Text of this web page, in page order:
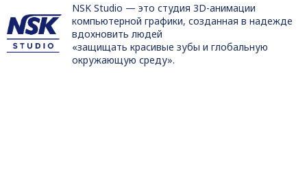
NSK Studio — это студия 3D-анимации
компьютерной графики, созданная в надежде
вдохновить людей
«защищать красивые зубы и глобальную
окружающую среду».